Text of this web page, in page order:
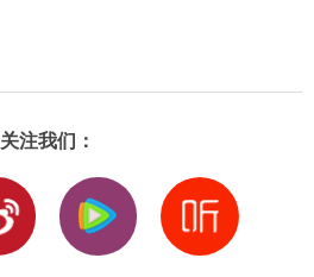
关注我们：